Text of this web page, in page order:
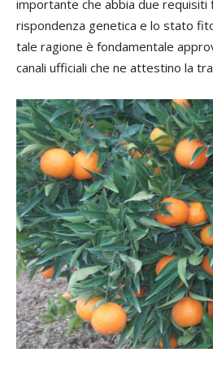
importante che abbia due
rispondenza genetica e lo stato
tale ragione è fondamentale
canali ufficiali che ne attestino la